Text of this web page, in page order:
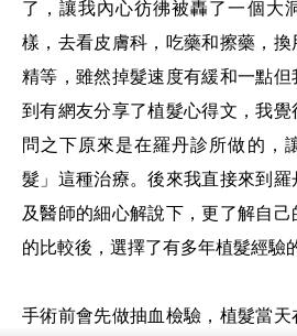
了，讓我內心彷彿被轟了一個大
樣，去看皮膚科，吃藥和擦藥，
精等，雖然掉髮速度有緩和一點
到有網友分享了植髮心得文，我
問之下原來是在羅丹診所做的，
髮」這種治療。後來我直接來到
及醫師的細心解說下，更了解自
的比較後，選擇了有多年植髮經驗
手術前會先做抽血檢驗，植髮當天